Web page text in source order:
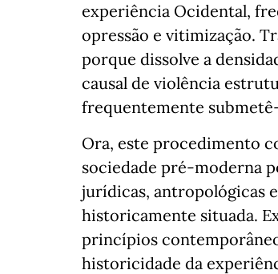
experiência Ocidental,
opressão e vitimização.
porque dissolve a
causal de violência
frequentemente
Ora, este procedimento
sociedade pré-moderna
jurídicas, antropológicas
historicamente situada.
princípios
historicidade da